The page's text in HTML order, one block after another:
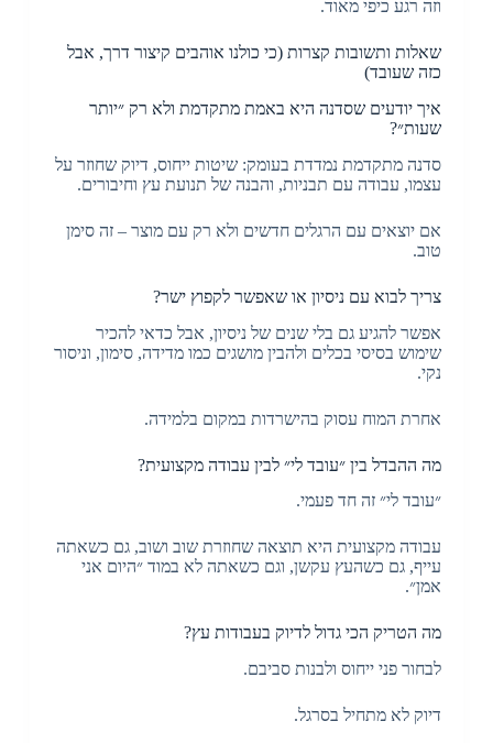
וזה רגע כיפי מאוד.
שאלות ותשובות קצרות (כי כולנו אוהבים קיצור דרך, אבל
כזה שעובד)
איך יודעים שסדנה היא באמת מתקדמת ולא רק ״יותר
שעות״?
סדנה מתקדמת נמדדת בעומק: שיטות ייחוס, דיוק שחוזר על
עצמו, עבודה עם תבניות, והבנה של תנועת עץ וחיבורים.
אם יוצאים עם הרגלים חדשים ולא רק עם מוצר – זה סימן
טוב.
צריך לבוא עם ניסיון או שאפשר לקפוץ ישר?
אפשר להגיע גם בלי שנים של ניסיון, אבל כדאי להכיר
שימוש בסיסי בכלים ולהבין מושגים כמו מדידה, סימון, וניסור
נקי.
אחרת המוח עסוק בהישרדות במקום בלמידה.
מה ההבדל בין ״עובד לי״ לבין עבודה מקצועית?
״עובד לי״ זה חד פעמי.
עבודה מקצועית היא תוצאה שחוזרת שוב ושוב, גם כשאתה
עייף, גם כשהעץ עקשן, וגם כשאתה לא במוד ״היום אני
אמן״.
מה הטריק הכי גדול לדיוק בעבודות עץ?
לבחור פני ייחוס ולבנות סביבם.
דיוק לא מתחיל בסרגל.